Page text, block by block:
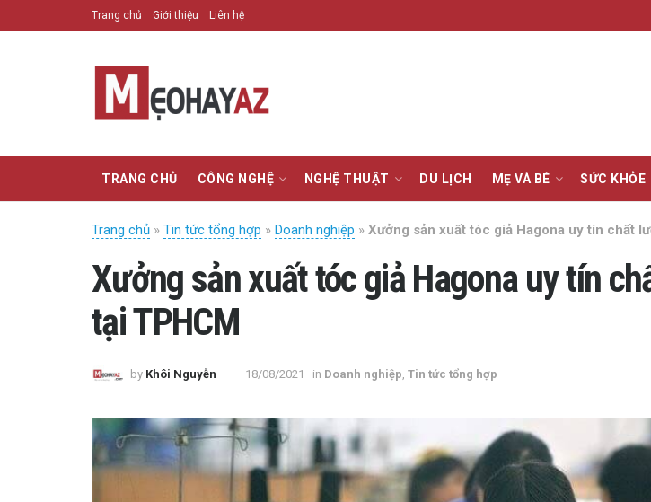
Trang chủ Giới thiệu Liên hệ
TRANG CHỦ CÔNG NGHỆ NGHỆ THUẬT DU LỊCH MẸ VÀ BÉ SỨC KHỎE
Trang chủ » Tin tức tổng hợp » Doanh nghiệp » Xưởng sản xuất tóc giả Hagona uy tín chất
Xưởng sản xuất tóc giả Hagona uy tín
tại TPHCM
by Khôi Nguyễn 18/08/2021 in Doanh nghiệp Tin tức tổng hợp